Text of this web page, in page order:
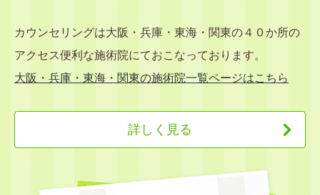
カウンセリングは大阪・兵庫・東海・関東の４０か所の
アクセス便利な施術院にておこなっております。
大阪・兵庫・東海・関東の施術院一覧ページはこちら
詳しく見る